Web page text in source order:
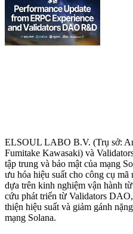
ELSOUL LABO B.V. (Trụ sở:
Fumitake Kawasaki) và
tập trung và bảo mật của mạng
ưu hóa hiệu suất cho công cụ
dựa trên kinh nghiệm vận hành
cứu phát triển từ Validators
thiện hiệu suất và giảm gánh
mạng Solana.